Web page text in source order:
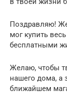
Поздравляю!
мог купить
бесплатными
Желаю, чтобы
нашего дома, а
ближайшем